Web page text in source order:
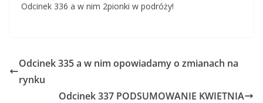
Odcinek 336 a w nim 2pionki w podróży!
Odcinek 335 a w nim opowiadamy o zmianach na
rynku
Odcinek 337 PODSUMOWANIE KWIETNIA